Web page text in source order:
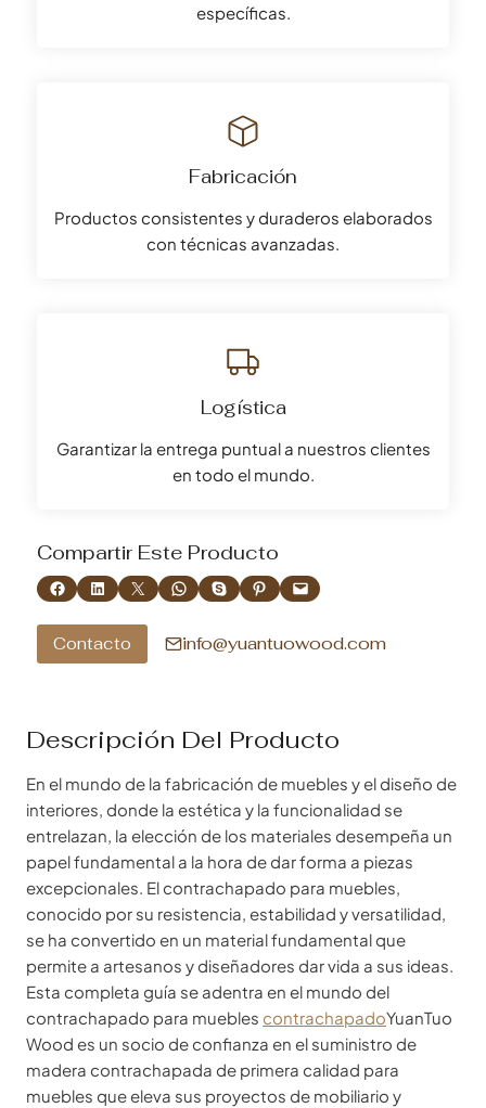
específicas.
Fabricación
Productos consistentes y duraderos elaborados
con técnicas avanzadas.
Logística
Garantizar la entrega puntual a nuestros clientes
en todo el mundo.
Compartir Este Producto
Compartir en Facebook
Compartir en LinkedIn
Compartir en X Compartir en WhatsApp
Compartir en SkypeCompartir en PinterestEnvía esta página por correo electrónico
Contacto info@yuantuowood.com
Descripción Del Producto
En el mundo de la fabricación de muebles y el diseño de
interiores, donde la estética y la funcionalidad se
entrelazan, la elección de los materiales desempeña un
papel fundamental a la hora de dar forma a piezas
excepcionales. El contrachapado para muebles,
conocido por su resistencia, estabilidad y versatilidad,
se ha convertido en un material fundamental que
permite a artesanos y diseñadores dar vida a sus ideas.
Esta completa guía se adentra en el mundo del
contrachapado para muebles contrachapadoYuanTuo
Wood es un socio de confianza en el suministro de
madera contrachapada de primera calidad para
muebles que eleva sus proyectos de mobiliario y